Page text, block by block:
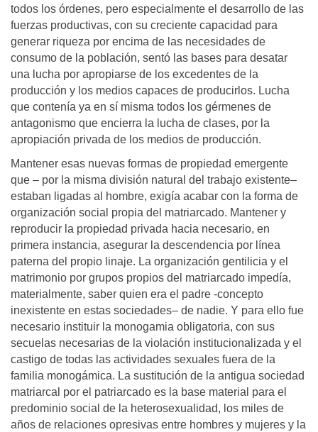
todos los órdenes, pero especialmente el desarrollo de las
fuerzas productivas, con su creciente capacidad para
generar riqueza por encima de las necesidades de
consumo de la población, sentó las bases para desatar
una lucha por apropiarse de los excedentes de la
producción y los medios capaces de producirlos. Lucha
que contenía ya en sí misma todos los gérmenes de
antagonismo que encierra la lucha de clases, por la
apropiación privada de los medios de producción.
Mantener esas nuevas formas de propiedad emergente
que – por la misma división natural del trabajo existente–
estaban ligadas al hombre, exigía acabar con la forma de
organización social propia del matriarcado. Mantener y
reproducir la propiedad privada hacia necesario, en
primera instancia, asegurar la descendencia por línea
paterna del propio linaje. La organización gentilicia y el
matrimonio por grupos propios del matriarcado impedía,
materialmente, saber quien era el padre -concepto
inexistente en estas sociedades– de nadie. Y para ello fue
necesario instituir la monogamia obligatoria, con sus
secuelas necesarias de la violación institucionalizada y el
castigo de todas las actividades sexuales fuera de la
familia monogámica. La sustitución de la antigua sociedad
matriarcal por el patriarcado es la base material para el
predominio social de la heterosexualidad, los miles de
años de relaciones opresivas entre hombres y mujeres y la